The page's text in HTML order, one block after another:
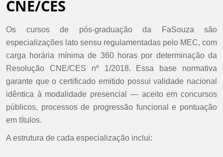
CNE/CES
Os cursos de pós-graduação da FaSouza são
especializações lato sensu regulamentadas pelo MEC, com
carga horária mínima de 360 horas por determinação da
Resolução CNE/CES nº 1/2018. Essa base normativa
garante que o certificado emitido possui validade nacional
idêntica à modalidade presencial — aceito em concursos
públicos, processos de progressão funcional e pontuação
em títulos.
A estrutura de cada especialização inclui: